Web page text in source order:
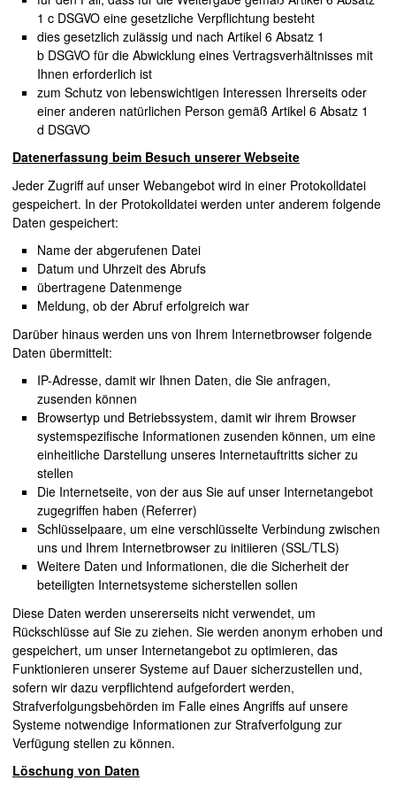
1 c DSGVO eine gesetzliche Verpflichtung besteht
dies gesetzlich zulässig und nach Artikel 6 Absatz 1
b DSGVO für die Abwicklung eines Vertragsverhältnisses mit
Ihnen erforderlich ist
zum Schutz von lebenswichtigen Interessen Ihrerseits oder
einer anderen natürlichen Person gemäß Artikel 6 Absatz 1
d DSGVO
Datenerfassung beim Besuch unserer Webseite
Jeder Zugriff auf unser Webangebot wird in einer Protokolldatei
gespeichert. In der Protokolldatei werden unter anderem folgende
Daten gespeichert:
Name der abgerufenen Datei
Datum und Uhrzeit des Abrufs
übertragene Datenmenge
Meldung, ob der Abruf erfolgreich war
Darüber hinaus werden uns von Ihrem Internetbrowser folgende
Daten übermittelt:
IP-Adresse, damit wir Ihnen Daten, die Sie anfragen,
zusenden können
Browsertyp und Betriebssystem, damit wir ihrem Browser
systemspezifische Informationen zusenden können, um eine
einheitliche Darstellung unseres Internetauftritts sicher zu
stellen
Die Internetseite, von der aus Sie auf unser Internetangebot
zugegriffen haben (Referrer)
Schlüsselpaare, um eine verschlüsselte Verbindung zwischen
uns und Ihrem Internetbrowser zu initiieren (SSL/TLS)
Weitere Daten und Informationen, die die Sicherheit der
beteiligten Internetsysteme sicherstellen sollen
Diese Daten werden unsererseits nicht verwendet, um
Rückschlüsse auf Sie zu ziehen. Sie werden anonym erhoben und
gespeichert, um unser Internetangebot zu optimieren, das
Funktionieren unserer Systeme auf Dauer sicherzustellen und,
sofern wir dazu verpflichtend aufgefordert werden,
Strafverfolgungsbehörden im Falle eines Angriffs auf unsere
Systeme notwendige Informationen zur Strafverfolgung zur
Verfügung stellen zu können.
Löschung von Daten